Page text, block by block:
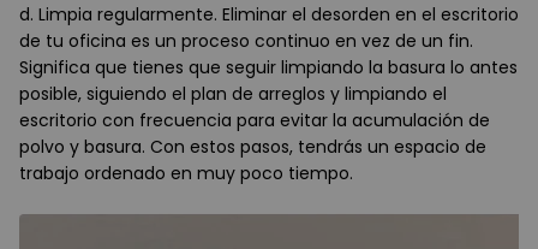
d. Limpia regularmente. Eliminar el desorden en el escritorio
de tu oficina es un proceso continuo en vez de un fin.
Significa que tienes que seguir limpiando la basura lo antes
posible, siguiendo el plan de arreglos y limpiando el
escritorio con frecuencia para evitar la acumulación de
polvo y basura. Con estos pasos, tendrás un espacio de
trabajo ordenado en muy poco tiempo.